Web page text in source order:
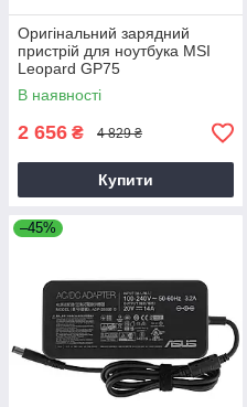
Оригінальний зарядний
пристрій для ноутбука MSI
Leopard GP75
В наявності
2 656 ₴ 4 829 ₴
Купити
–45%